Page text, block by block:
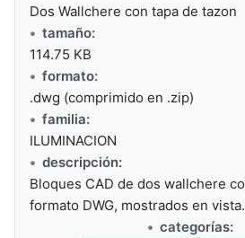
Dos Wallchere con tapa de tazon
tamaño:
114.75 KB
formato:
.dwg (comprimido en .zip)
familia:
ILUMINACION
descripción:
Bloques CAD de dos wallchere
formato DWG, mostrados en
categorías: